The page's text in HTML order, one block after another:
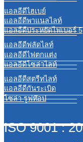
แอลอีดีไฮเบย์
แอลอีดีพาแนลไลท์
แอลอีดีประหยัดไฟเบอร์ 5
แอลอีดีฟลัดไลท์
แอลอีดีไฟตกแต่ง
แอลอีดีโซล่าไลท์
แอลอีดีสตรีทไลท์
แอลอีดีกันระเบิด
โซล่า รูฟท๊อป
ISO 9001 :